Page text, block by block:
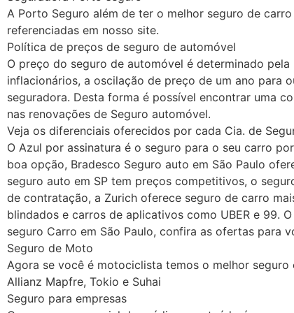
A Porto Seguro além de ter o melhor seguro de
referenciadas em nosso site.
Política de preços de seguro de automóvel
O preço do seguro de automóvel é determinado
inflacionários, a oscilação de preço de um ano para
seguradora. Desta forma é possível encontrar uma
nas renovações de Seguro automóvel.
Veja os diferenciais oferecidos por cada Cia. de
O Azul por assinatura é o seguro para o seu carro
boa opção, Bradesco Seguro auto em São Paulo
seguro auto em SP tem preços competitivos, o
de contratação, a Zurich oferece seguro de carro
blindados e carros de aplicativos como UBER e 99.
seguro Carro em São Paulo, confira as ofertas para
Seguro de Moto
Agora se você é motociclista temos o melhor
Allianz Mapfre, Tokio e Suhai
Seguro para empresas